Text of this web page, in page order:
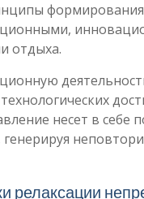
отдыха.
несет в себе
релаксации